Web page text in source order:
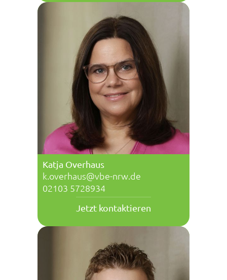
Katja Overhaus
k.overhaus@vbe-nrw.de
02103 5728934
Jetzt kontaktieren